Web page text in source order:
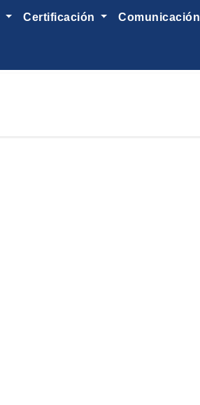
certificación comunicación